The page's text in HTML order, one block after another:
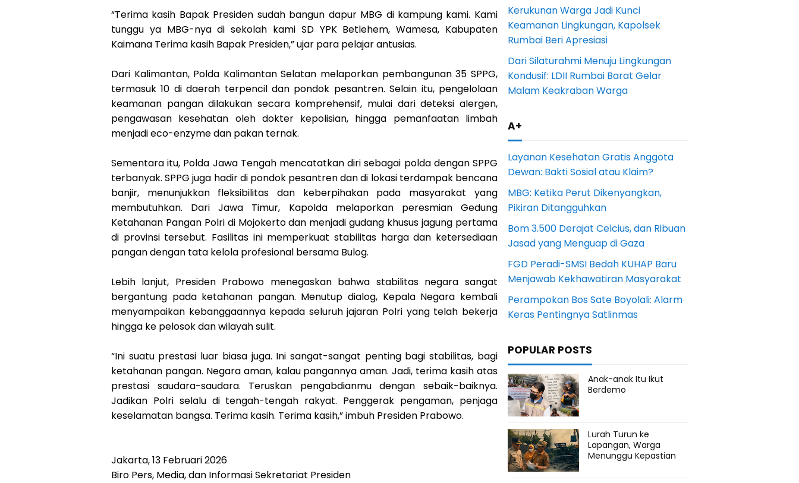
“Terima kasih Bapak Presiden sudah bangun dapur MBG di kampung kami. Kami
tunggu ya MBG-nya di sekolah kami SD YPK Betlehem, Wamesa, Kabupaten
Kaimana Terima kasih Bapak Presiden,” ujar para pelajar antusias.
Dari Kalimantan, Polda Kalimantan Selatan melaporkan pembangunan 35 SPPG,
termasuk 10 di daerah terpencil dan pondok pesantren. Selain itu, pengelolaan
keamanan pangan dilakukan secara komprehensif, mulai dari deteksi alergen,
pengawasan kesehatan oleh dokter kepolisian, hingga pemanfaatan limbah
menjadi eco-enzyme dan pakan ternak.
Sementara itu, Polda Jawa Tengah mencatatkan diri sebagai polda dengan SPPG
terbanyak. SPPG juga hadir di pondok pesantren dan di lokasi terdampak bencana
banjir, menunjukkan fleksibilitas dan keberpihakan pada masyarakat yang
membutuhkan. Dari Jawa Timur, Kapolda melaporkan peresmian Gedung
Ketahanan Pangan Polri di Mojokerto dan menjadi gudang khusus jagung pertama
di provinsi tersebut. Fasilitas ini memperkuat stabilitas harga dan ketersediaan
pangan dengan tata kelola profesional bersama Bulog.
Lebih lanjut, Presiden Prabowo menegaskan bahwa stabilitas negara sangat
bergantung pada ketahanan pangan. Menutup dialog, Kepala Negara kembali
menyampaikan kebanggaannya kepada seluruh jajaran Polri yang telah bekerja
hingga ke pelosok dan wilayah sulit.
“Ini suatu prestasi luar biasa juga. Ini sangat-sangat penting bagi stabilitas, bagi
ketahanan pangan. Negara aman, kalau pangannya aman. Jadi, terima kasih atas
prestasi saudara-saudara. Teruskan pengabdianmu dengan sebaik-baiknya.
Jadikan Polri selalu di tengah-tengah rakyat. Penggerak pengaman, penjaga
keselamatan bangsa. Terima kasih. Terima kasih,” imbuh Presiden Prabowo.
Jakarta, 13 Februari 2026
Biro Pers, Media, dan Informasi Sekretariat Presiden
Kerukunan Warga Jadi Kunci
Keamanan Lingkungan, Kapolsek
Rumbai Beri Apresiasi
Dari Silaturahmi Menuju Lingkungan
Kondusif: LDII Rumbai Barat Gelar
Malam Keakraban Warga
A+
Layanan Kesehatan Gratis Anggota
Dewan: Bakti Sosial atau Klaim?
MBG: Ketika Perut Dikenyangkan,
Pikiran Ditangguhkan
Bom 3.500 Derajat Celcius, dan Ribuan
Jasad yang Menguap di Gaza
FGD Peradi-SMSI Bedah KUHAP Baru
Menjawab Kekhawatiran Masyarakat
Perampokan Bos Sate Boyolali: Alarm
Keras Pentingnya Satlinmas
POPULAR POSTS
Anak-anak Itu Ikut
Berdemo
Lurah Turun ke
Lapangan, Warga
Menunggu Kepastian